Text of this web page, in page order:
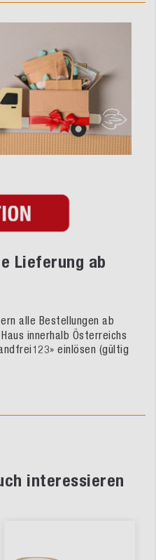
Lieferung ab
alle Bestellungen ab
innerhalb Österreichs
einlösen (gültig
interessieren